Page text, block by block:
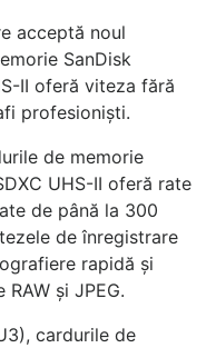
acceptă noul
SanDisk
II oferă viteza fără
profesioniști.
de memorie
UHS-II oferă rate
de până la 300
de înregistrare
rapidă și
și JPEG.
cardurile de